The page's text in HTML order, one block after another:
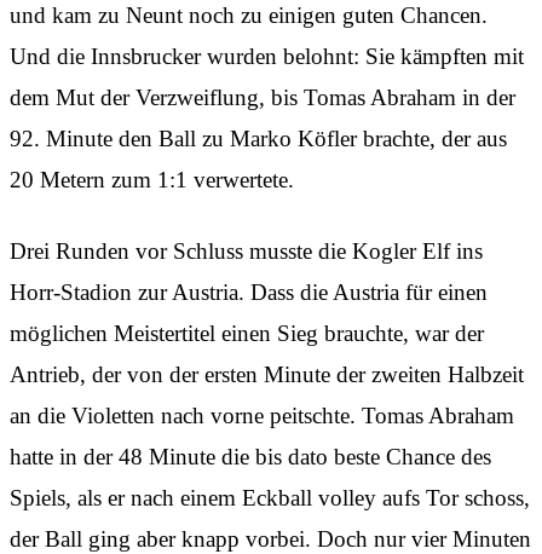
und kam zu Neunt noch zu einigen guten Chancen.
Und die Innsbrucker wurden belohnt: Sie kämpften mit
dem Mut der Verzweiflung, bis Tomas Abraham in der
92. Minute den Ball zu Marko Köfler brachte, der aus
20 Metern zum 1:1 verwertete.
Drei Runden vor Schluss musste die Kogler Elf ins
Horr-Stadion zur Austria. Dass die Austria für einen
möglichen Meistertitel einen Sieg brauchte, war der
Antrieb, der von der ersten Minute der zweiten Halbzeit
an die Violetten nach vorne peitschte. Tomas Abraham
hatte in der 48 Minute die bis dato beste Chance des
Spiels, als er nach einem Eckball volley aufs Tor schoss,
der Ball ging aber knapp vorbei. Doch nur vier Minuten